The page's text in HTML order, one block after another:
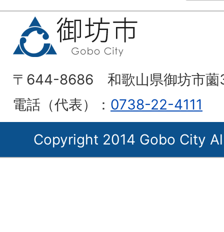
〒644-8686 和歌山県御坊市薗
電話（代表）： 0738-22-4111
Copyright 2014 Gobo City